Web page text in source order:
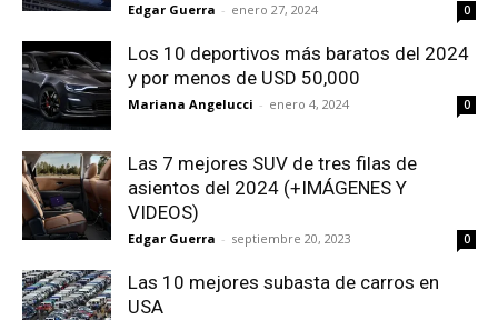
Edgar Guerra - enero 27, 2024 0
Los 10 deportivos más baratos del 2024
y por menos de USD 50,000
Mariana Angelucci - enero 4, 2024 0
Las 7 mejores SUV de tres filas de
asientos del 2024 (+IMÁGENES Y
VIDEOS)
Edgar Guerra - septiembre 20, 2023 0
Las 10 mejores subasta de carros en
USA